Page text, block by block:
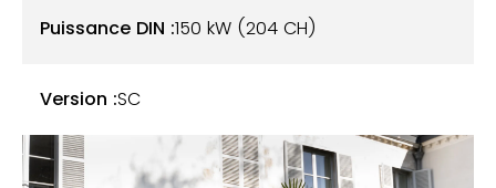
Puissance DIN :150 kW (204 CH)
Version :SC